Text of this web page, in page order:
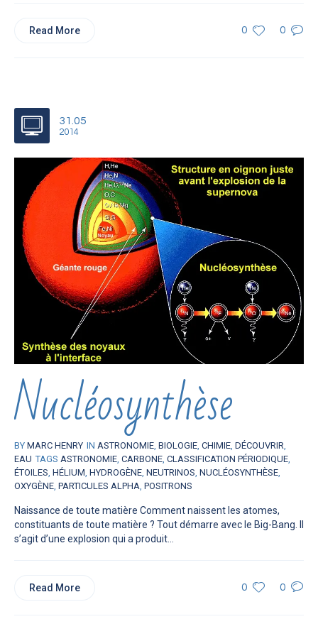
0 0
Read More
31.05
2014
Nucléosynthèse
BY MARC HENRY IN ASTRONOMIE BIOLOGIE CHIMIE DÉCOUVRIR
EAU TAGS ASTRONOMIE CARBONE CLASSIFICATION PÉRIODIQUE
ÉTOILES HÉLIUM HYDROGÈNE NEUTRINOS NUCLÉOSYNTHÈSE
OXYGÈNE PARTICULES ALPHA POSITRONS
Naissance de toute matière Comment naissent les atomes,
constituants de toute matière ? Tout démarre avec le Big-Bang. Il
s’agit d’une explosion qui a produit...
0 0
Read More